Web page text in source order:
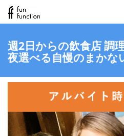
週2日からの飲食店 調
夜選べる自慢のまかな